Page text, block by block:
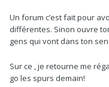
Un forum c’est fait pour
différentes. Sinon ouvre
gens qui vont dans ton
Sur ce , je retourne me
go les spurs demain!